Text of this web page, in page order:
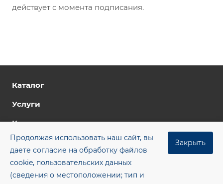
действует с момента подписания.
Каталог
Услуги
Компания
Цены
Контакты
Блог
Продолжая использовать наш сайт, вы
даете согласие на обработку файлов
cookie, пользовательских данных
(сведения о местоположении; тип и
Закрыть